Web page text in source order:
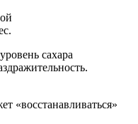
сахара
«восстанавливаться»